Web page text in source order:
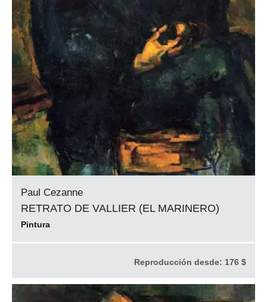
Paul Cezanne
RETRATO DE VALLIER (EL MARINERO)
Pintura
Reproducción desde: 176 $